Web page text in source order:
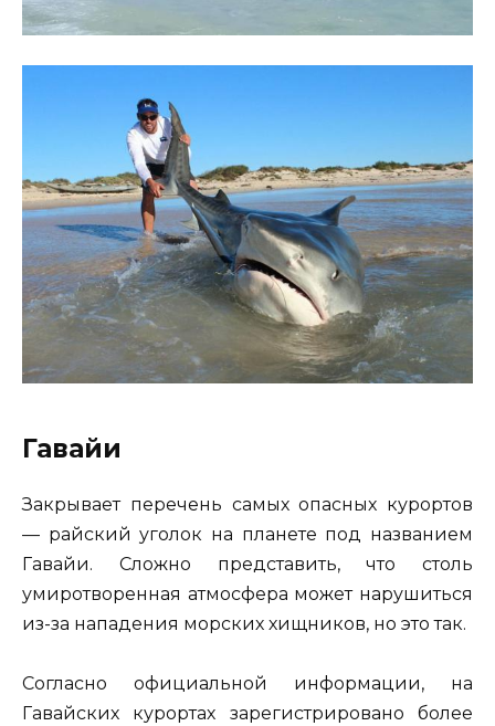
Гавайи
Закрывает перечень самых опасных курортов
— райский уголок на планете под названием
Гавайи. Сложно представить, что столь
умиротворенная атмосфера может нарушиться
из-за нападения морских хищников, но это так.
Согласно официальной информации, на
Гавайских курортах зарегистрировано более